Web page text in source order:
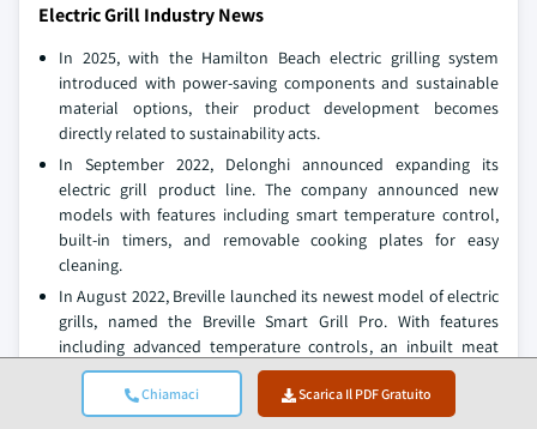
Chiamaci Scarica Il PDF Gratuito
Electric Grill Industry News
In 2025, with the Hamilton Beach electric grilling system
introduced with power-saving components and sustainable
material options, their product development becomes
directly related to sustainability acts.
In September 2022, Delonghi announced expanding its
electric grill product line. The company announced new
models with features including smart temperature control,
built-in timers, and removable cooking plates for easy
cleaning.
In August 2022, Breville launched its newest model of electric
grills, named the Breville Smart Grill Pro. With features
including advanced temperature controls, an inbuilt meat
probe, and a sleek stainless-steel finish, this new grill was set
to impress.